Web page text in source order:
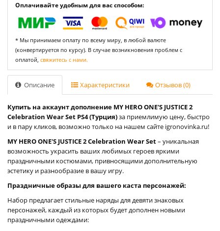
Оплачивайте удобным для вас способом:
* Мы принимаем оплату по всему миру, в любой валюте
(конвертируется по курсу). В случае возникновения проблем с
оплатой, свяжитесь с нами.
Описание Характеристики Отзывов (0)
Купить на аккаунт дополнение MY HERO ONE'S JUSTICE 2
Celebration Wear Set PS4 (Турция)за приемлимую цену, быстро
и в пару кликов, возможно только на нашем сайте igronovinka.ru!
MY HERO ONE'S JUSTICE 2 Celebration Wear Set– уникальная
возможность украсить ваших любимых героев яркими
праздничными костюмами, привносящими дополнительную
эстетику и разнообразие в вашу игру.
Праздничные образы для вашего каста персонажей:
Набор предлагает стильные наряды для девяти знаковых
персонажей, каждый из которых будет дополнен новыми
праздничными одеждами: